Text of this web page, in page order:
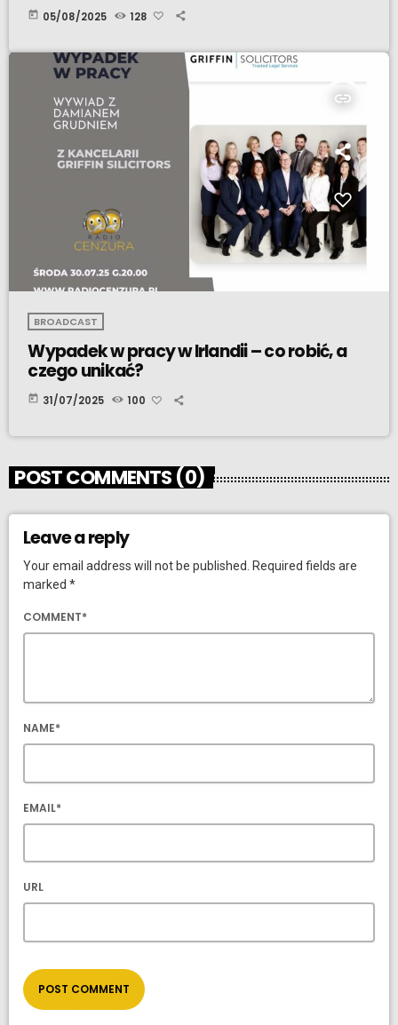
today 05/08/2025 128
insert_link
BROADCAST
Wypadek w pracy w Irlandii – co robić, a
czego unikać?
today 31/07/2025 100
POST COMMENTS (0)
Leave a reply
Your email address will not be published. Required fields are
marked *
COMMENT*
NAME*
EMAIL*
URL